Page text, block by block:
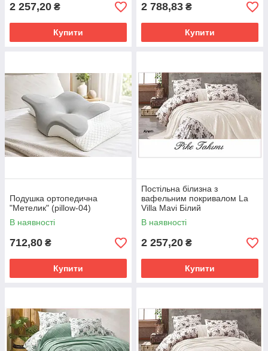
2 257,20 ₴
Купити
2 788,83 ₴
Купити
Подушка ортопедична
"Метелик" (pillow-04)
В наявності
712,80 ₴
Купити
Постільна білизна з
вафельним покривалом La
Villa Mavi Білий
В наявності
2 257,20 ₴
Купити